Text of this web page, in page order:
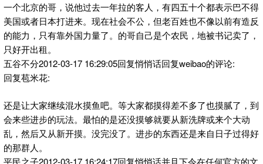
一个北京的哥，说他过去一年拉的客人，有四五十个都表示巴不得
美国或者日本打进来。现在社会不公，但老百姓也不像以前有造反
的能力，只有靠外国力量了。的哥自己是个农民，地被书记卖了，
只好开出租。
五谷不分2012-03-17 16:29:05回复悄悄话回复weibao的评论:
回复苞米花:
还是让大家继续混水摸鱼吧。等大家都摸得差不多了也摸腻了，到
会来些进步的玩法。最怕的是还没摸够就要从新洗牌或来个大动
乱，然后又从新开摸。没完没了。进步的东西还是来自日子过得好
的那群人。
平民之子2012-03-17 16:24:17回复悄悄话并且下令在任何官方的文